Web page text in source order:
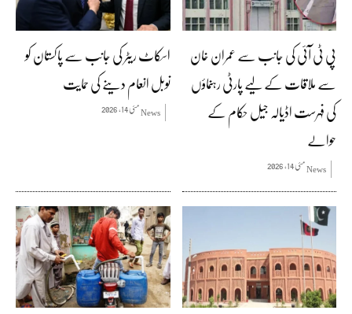
پی ٹی آئی کی جانب سے عمران خان
سے ملاقات کے لیے پارٹی رہنماؤں
کی فہرست اڈیالہ جیل حکام کے
حوالے
Newsمئی 14, 2026
اسکاٹ ریٹر کی جانب سے پاکستان کو
نوبل انعام دینے کی حمایت
Newsمئی 14, 2026